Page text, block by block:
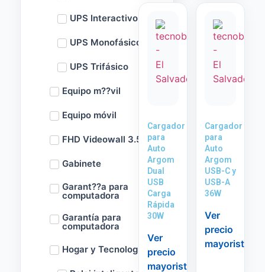
UPS Interactivo
UPS Monofásico
UPS Trifásico
Equipo m??vil
Equipo móvil
FHD Videowall 3.5m
Gabinete
Garant??a para
computadora
Garantía para
computadora
Hogar y Tecnología
Cargador
para
Auto
Argom
Dual
USB
Carga
Rápida
30W
Ver
precio
mayorista
Cargador
para
Auto
Argom
USB-C y
USB-A
36W
Ver
precio
mayorista